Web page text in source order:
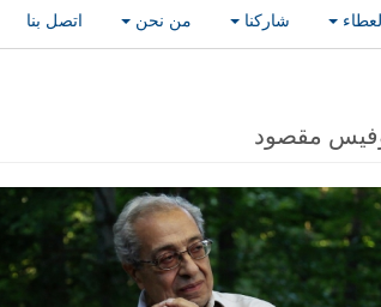
شاركنا من نحن اتصل بنا
مقصود